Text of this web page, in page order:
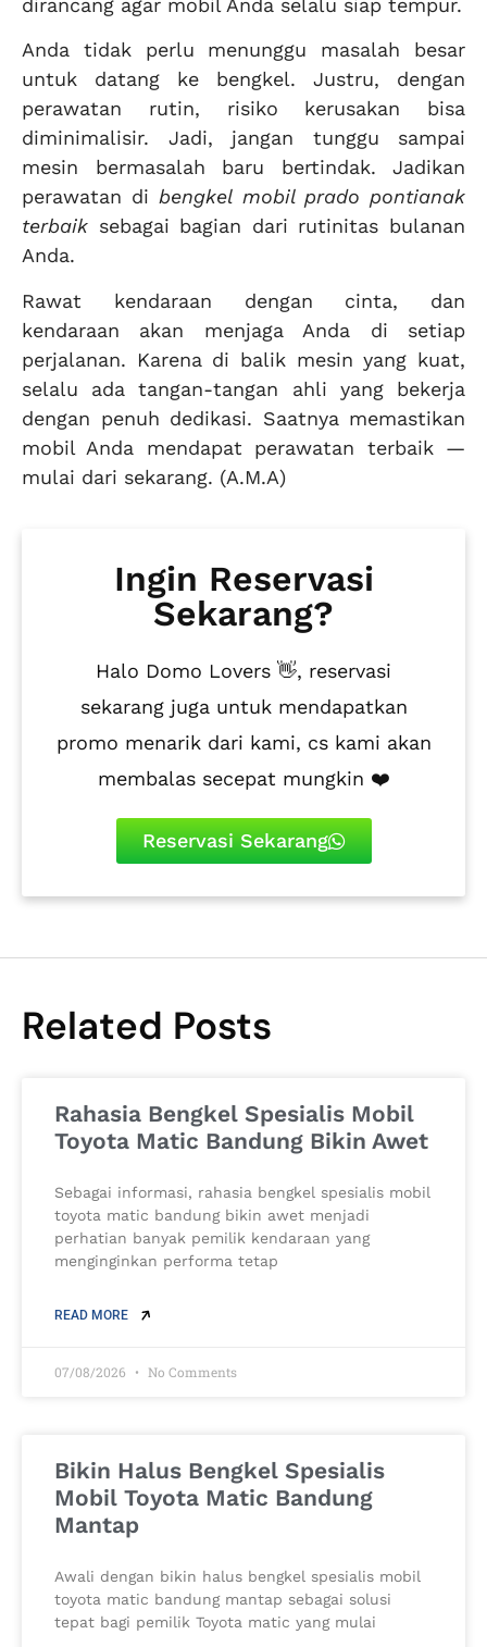
dirancang agar mobil Anda selalu siap tempur.
Anda tidak perlu menunggu masalah besar
untuk datang ke bengkel. Justru, dengan
perawatan rutin, risiko kerusakan bisa
diminimalisir. Jadi, jangan tunggu sampai
mesin bermasalah baru bertindak. Jadikan
perawatan dibengkel mobil prado pontianak
terbaik sebagai bagian dari rutinitas bulanan
Anda.
Rawat kendaraan dengan cinta, dan
kendaraan akan menjaga Anda di setiap
perjalanan. Karena di balik mesin yang kuat,
selalu ada tangan-tangan ahli yang bekerja
dengan penuh dedikasi. Saatnya memastikan
mobil Anda mendapat perawatan terbaik —
mulai dari sekarang. (A.M.A)
Ingin Reservasi
Sekarang?
Halo Domo Lovers 👋, reservasi
sekarang juga untuk mendapatkan
promo menarik dari kami, cs kami akan
membalas secepat mungkin ❤️
Reservasi Sekarang
Related Posts
Rahasia Bengkel Spesialis Mobil
Toyota Matic Bandung Bikin Awet
Sebagai informasi, rahasia bengkel spesialis mobil
toyota matic bandung bikin awet menjadi
perhatian banyak pemilik kendaraan yang
menginginkan performa tetap
READ MORE
07/08/2026 No Comments
Bikin Halus Bengkel Spesialis
Mobil Toyota Matic Bandung
Mantap
Awali dengan bikin halus bengkel spesialis mobil
toyota matic bandung mantap sebagai solusi
tepat bagi pemilik Toyota matic yang mulai